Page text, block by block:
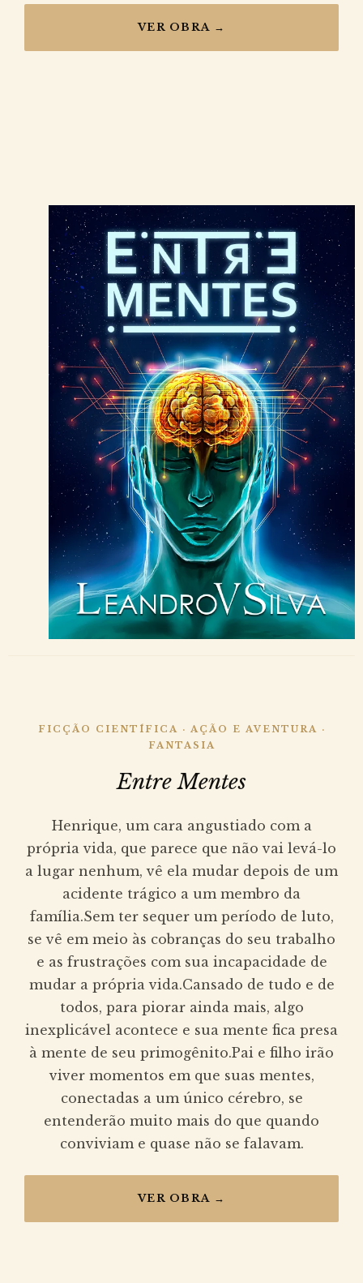
VER OBRA →
FICÇÃO CIENTÍFICA · AÇÃO E AVENTURA ·
FANTASIA
Entre Mentes
Henrique, um cara angustiado com a
própria vida, que parece que não vai levá-lo
a lugar nenhum, vê ela mudar depois de um
acidente trágico a um membro da
família.Sem ter sequer um período de luto,
se vê em meio às cobranças do seu trabalho
e as frustrações com sua incapacidade de
mudar a própria vida.Cansado de tudo e de
todos, para piorar ainda mais, algo
inexplicável acontece e sua mente fica presa
à mente de seu primogênito.Pai e filho irão
viver momentos em que suas mentes,
conectadas a um único cérebro, se
entenderão muito mais do que quando
conviviam e quase não se falavam.
VER OBRA →